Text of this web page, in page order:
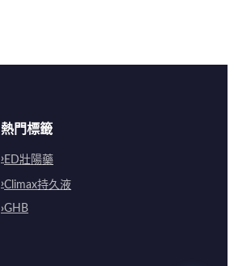
熱門標籤
ED壯陽藥
Climax持久液
GHB